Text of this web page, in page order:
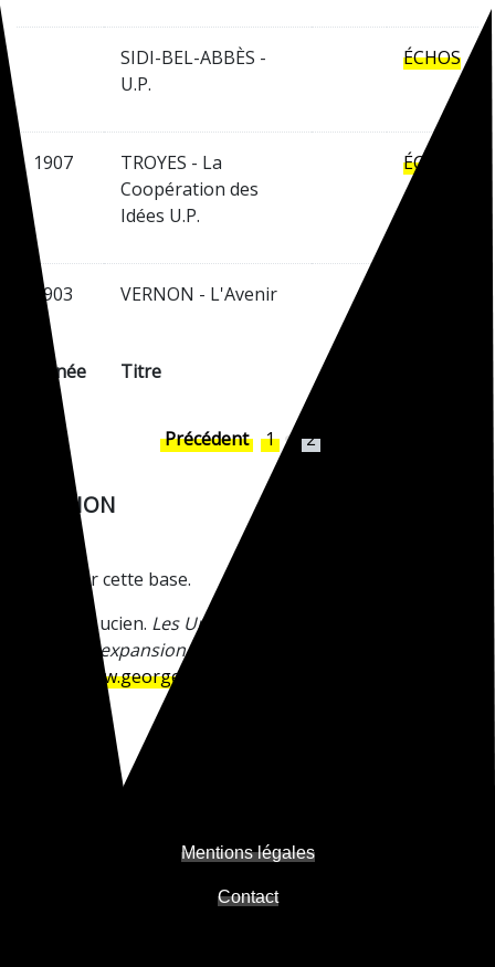
SIDI-BEL-ABBÈS -
U.P.
ÉCHOS
1907
TROYES - La
Coopération des
Idées U.P.
ÉCHOS
1903 VERNON - L'Avenir
Année Titre
Précédent 1 2
CITATION
Pour citer cette base.
Mercier, Lucien. Les Universités populaires (1899-1939).
Une belle expansion. Liste des U.P.
https://www.georgesdeherme.fr/
Mentions légales
Contact